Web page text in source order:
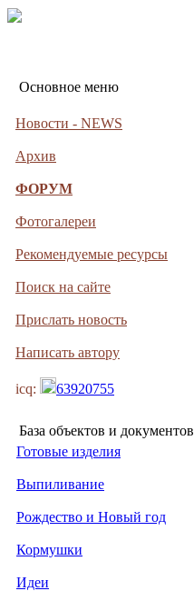
Основное меню
Новости - NEWS
Архив
ФОРУМ
Фотогалереи
Рекомендуемые ресурсы
Поиск на сайте
Прислать новость
Написать автору
icq: 63920755
База объектов и документов
Готовые изделия
Выпиливание
Рождество и Новый год
Кормушки
Идеи